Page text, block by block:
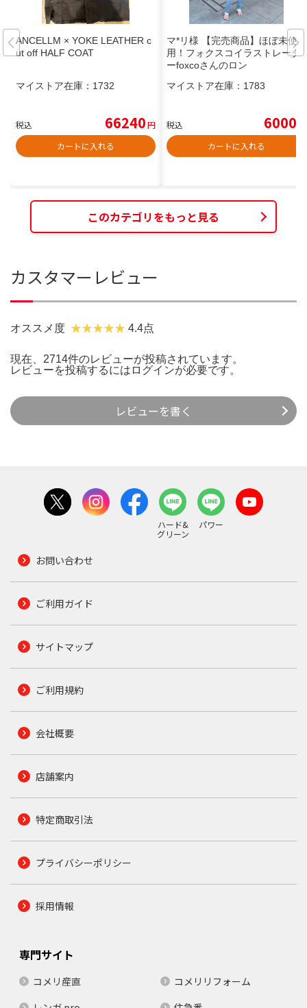
ANCELLM × YOKE LEATHER c
ut off HALF COAT
マイストア在庫： 1732
税込 66240円
カートに入れる
マ*リ様 【完売商品】ほぼ未使
用！フォクスコイラストレータ
ーfoxcoさんのロン
マイストア在庫： 1783
税込 6000
カートに入れる
このカテゴリをもっと見る
カスタマーレビュー
オススメ度 4.4点
現在、2714件のレビューが投稿されています。
レビューを投稿するには ログインが必要です。
レビューを書く
ハード&
グリーン
パワー
お問い合わせ
ご利用ガイド
サイトマップ
ご利用規約
会社概要
店舗案内
特定商取引法
プライバシーポリシー
採用情報
専門サイト
コメリ産直
コメリリフォーム